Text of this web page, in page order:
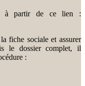
à partir de ce lien :
fiche sociale et assurer
le dossier complet, il
: